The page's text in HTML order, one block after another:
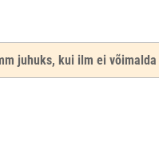
juhuks, kui ilm ei